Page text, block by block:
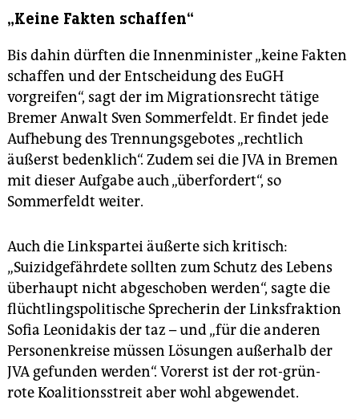
„Keine Fakten schaffen“
Bis dahin dürften die Innenminister „keine Fakten
schaffen und der Entscheidung des EuGH
vorgreifen“, sagt der im Migrationsrecht tätige
Bremer Anwalt Sven Sommerfeldt. Er findet jede
Aufhebung des Trennungsgebotes „rechtlich
äußerst bedenklich“. Zudem sei die JVA in Bremen
mit dieser Aufgabe auch „überfordert“, so
Sommerfeldt weiter.
Auch die Linkspartei äußerte sich kritisch:
„Suizidgefährdete sollten zum Schutz des Lebens
überhaupt nicht abgeschoben werden“, sagte die
flüchtlingspolitische Sprecherin der Linksfraktion
Sofia Leonidakis der taz – und „für die anderen
Personenkreise müssen Lösungen außerhalb der
JVA gefunden werden“. Vorerst ist der rot-grün-
rote Koalitionsstreit aber wohl abgewendet.